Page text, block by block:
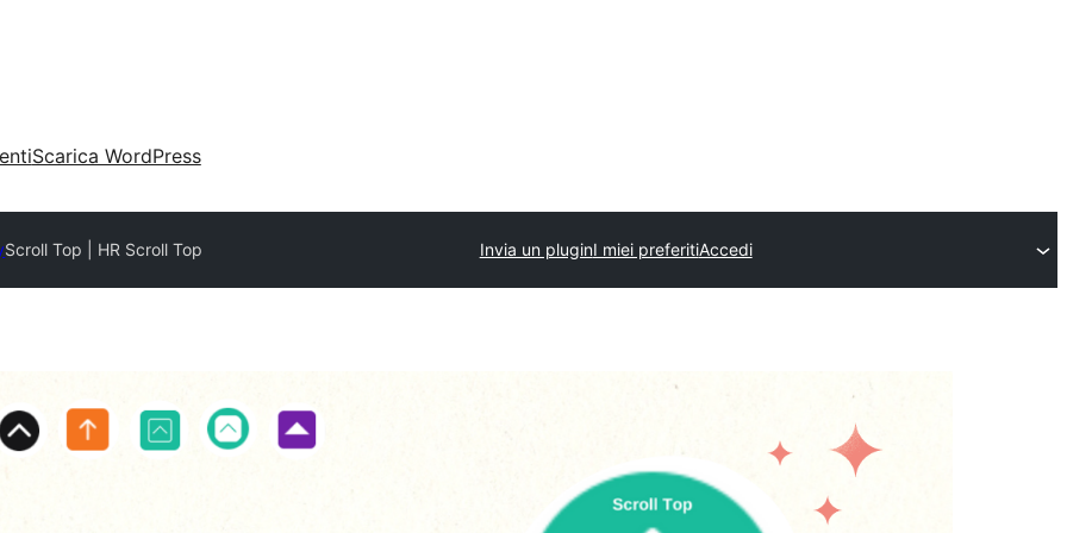
Scarica WordPress
Scroll Top | HR Scroll Top Invia un pluginI miei preferitiAccedi